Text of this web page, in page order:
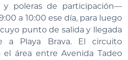
poleras de participación—
a 10:00 ese día, para luego
punto de salida y llegada
a Playa Brava. El circuito
área entre Avenida Tadeo